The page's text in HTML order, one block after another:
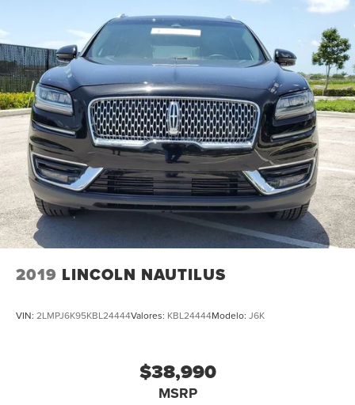
2019 LINCOLN NAUTILUS
VIN: 2LMPJ6K95KBL24444Valores: KBL24444Modelo: J6K
$38,990
MSRP